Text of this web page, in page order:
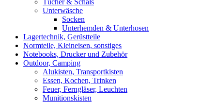
Tücher & Schals
Unterwäsche
Socken
Unterhemden & Unterhosen
Lagertechnik, Gerüstteile
Normteile, Kleineisen, sonstiges
Notebooks, Drucker und Zubehör
Outdoor, Camping
Alukisten, Transportkisten
Essen, Kochen, Trinken
Feuer, Ferngläser, Leuchten
Munitionskisten